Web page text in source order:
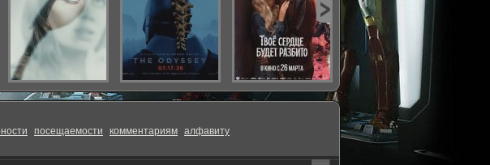
посещаемости комментариям алфавиту